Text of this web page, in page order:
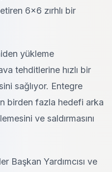
6×6 zırhlı bir
yükleme
tehditlerine hızlı bir
sağlıyor. Entegre
birden fazla hedefi arka
ve saldırmasını
Başkan Yardımcısı ve